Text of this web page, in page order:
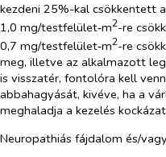
kezdeni 25%-kal csökkentett
1,0 mg/testfelület‑m2-re
0,7 mg/testfelület‑m2-re
meg, illetve az alkalmazott
is visszatér, fontolóra kell
abbahagyását, kivéve, ha a
meghaladja a kezelés
Neuropathiás fájdalom és/